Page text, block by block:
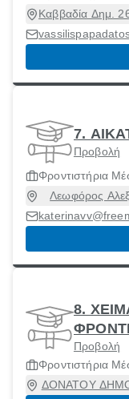
Εξετάσεων
Καββαδία Δημ.
7.
Προβολή
Φροντιστήρια
Εξετάσεων
Λεωφόρος
8.
Προβολή
Φροντιστήρια
Εξετάσεων
ΔΟΝΑΤΟΥ